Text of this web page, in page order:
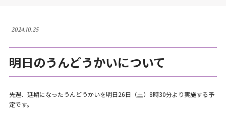
2024.10.25
明日のうんどうかいについて
先週、延期になったうんどうかいを明日26日（土）8時30分より実施する予
定です。